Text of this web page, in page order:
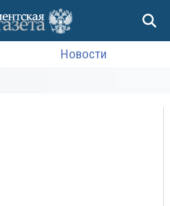
Новости